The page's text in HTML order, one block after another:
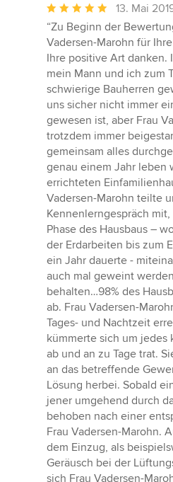
Durchschnittliche
Bewertung:
5
von
5
Sternen
13. Mai
“Zu Beginn der
Vadersen-Marohn für
Ihre positive Art danken.
mein Mann und ich zum
schwierige Bauherren
uns sicher nicht immer
gewesen ist, aber Frau
trotzdem immer
gemeinsam alles
genau einem Jahr leben
errichteten
Vadersen-Marohn teilte
Kennenlerngespräch
Phase des Hausbaus –
der Erdarbeiten bis zum
ein Jahr dauerte -
auch mal geweint
behalten…98% des
ab. Frau Vadersen-
Tages- und Nachtzeit
kümmerte sich um
ab und an zu Tage trat.
an das betreffende
Lösung herbei. Sobald
jener umgehend durch
behoben nach einer
Frau Vadersen-Marohn.
dem Einzug, als
Geräusch bei der
sich Frau Vadersen-